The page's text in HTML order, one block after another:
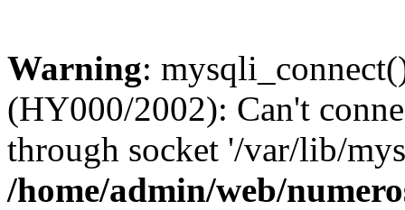
Warning:
(HY000/2002): Can't
through socket '/var/lib/
/home/admin/web/